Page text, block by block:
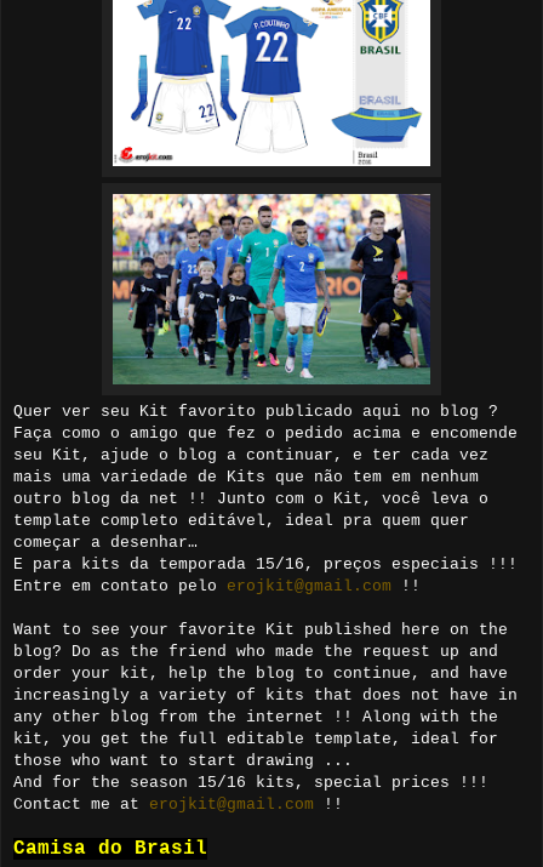
Quer ver seu Kit favorito publicado aqui no blog ?
Faça como o amigo que fez o pedido acima e encomende
seu Kit, ajude o blog a continuar, e ter cada vez
mais uma variedade de Kits que não tem em nenhum
outro blog da net !! Junto com o Kit, você leva o
template completo editável, ideal pra quem quer
começar a desenhar…
E para kits da temporada 15/16, preços especiais !!!
Entre em contato pelo erojkit@gmail.com !!
Want to see your favorite Kit published here on the
blog? Do as the friend who made the request up and
order your kit, help the blog to continue, and have
increasingly a variety of kits that does not have in
any other blog from the internet !! Along with the
kit, you get the full editable template, ideal for
those who want to start drawing ...
And for the season 15/16 kits, special prices !!!
Contact me at erojkit@gmail.com !!
Camisa do Brasil